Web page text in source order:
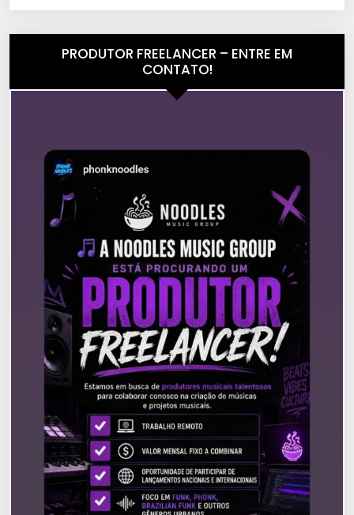
PRODUTOR FREELANCER – ENTRE EM
CONTATO!